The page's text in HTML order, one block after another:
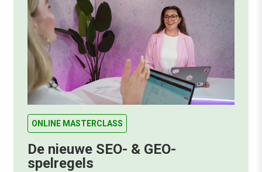
ONLINE MASTERCLASS
De nieuwe SEO- & GEO-
spelregels